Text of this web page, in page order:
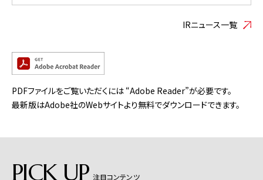
IRニュース一覧
PDFファイルをご覧いただくには “Adobe Reader”が必要です。
最新版はAdobe社のWebサイトより無料でダウンロードできます。
PICK UP 注目コンテンツ